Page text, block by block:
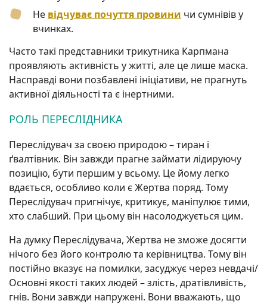
Не відчуває почуття провини чи сумнівів у
вчинках.
Часто такі представники трикутника Карпмана
проявляють активність у житті, але це лише маска.
Насправді вони позбавлені ініціативи, не прагнуть
активної діяльності та є інертними.
РОЛЬ ПЕРЕСЛІДНИКА
Переслідувач за своєю природою – тиран і
ґвалтівник. Він завжди прагне займати лідируючу
позицію, бути першим у всьому. Це йому легко
вдається, особливо коли є Жертва поряд. Тому
Переслідувач пригнічує, критикує, маніпулює тими,
хто слабший. При цьому він насолоджується цим.
На думку Переслідувача, Жертва не зможе досягти
нічого без його контролю та керівництва. Тому він
постійно вказує на помилки, засуджує через невдачі/
Основні якості таких людей – злість, дратівливість,
гнів. Вони завжди напружені. Вони вважають, що